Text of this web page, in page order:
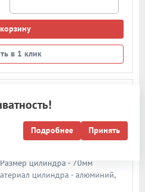
в 1 клик
AX200 70мм 202 ключ/
цилиндра - 70мм
цилиндра - алюминий,
Подробнее Принять